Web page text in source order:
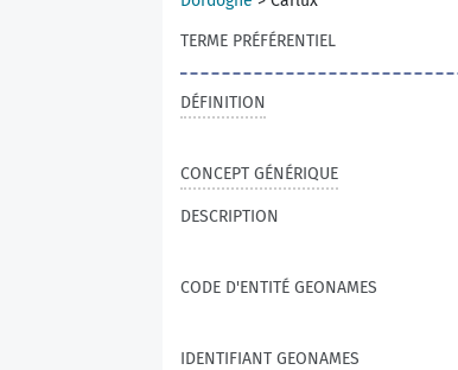
TERME PRÉFÉRENTIEL
DÉFINITION
CONCEPT GÉNÉRIQUE
DESCRIPTION
CODE D'ENTITÉ GEONAMES
IDENTIFIANT GEONAMES